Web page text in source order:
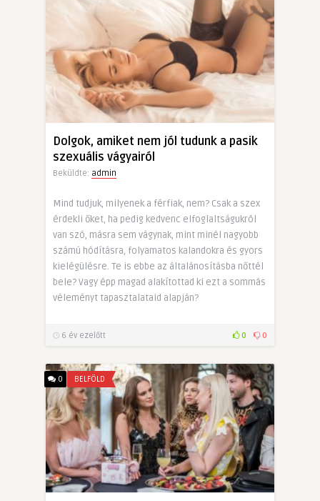
Dolgok, amiket nem jól tudunk a pasik
szexuális vágyairól
Beküldte: admin
Mind tudjuk, milyenek a férfiak, nem? Csak a szex
érdekli őket, ha pedig kedvenc elfoglaltságukról
van szó, másra sem vágynak, mint minél nagyobb
számú hódításra, folyamatos kalandokra és gyors
kielégülésre. Te is ebbe az általánosításba nőttél
bele? Vagy épp magad alakítottad ki ezt a sommás
véleményt tapasztalataid alapján?
6 év ezelőtt 0 0
0 BELFÖLD